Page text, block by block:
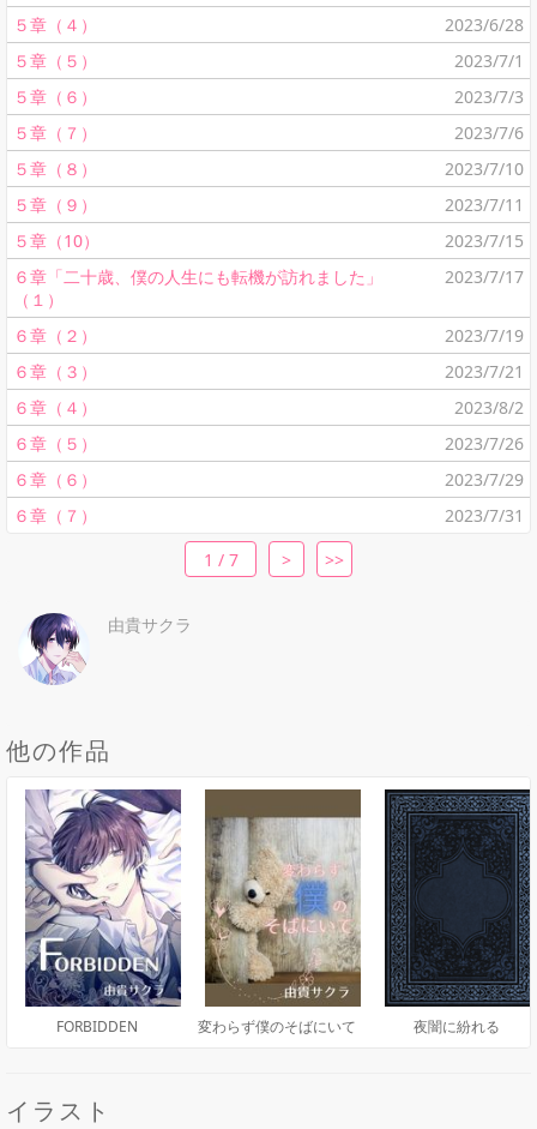
５章（４）
2023/6/28
５章（５）
2023/7/1
５章（６）
2023/7/3
５章（７）
2023/7/6
５章（８）
2023/7/10
５章（９）
2023/7/11
５章（10）
2023/7/15
６章「二十歳、僕の人生にも転機が訪れました」
（１）
2023/7/17
６章（２）
2023/7/19
６章（３）
2023/7/21
６章（４）
2023/8/2
６章（５）
2023/7/26
６章（６）
2023/7/29
６章（７）
2023/7/31
1 / 7
> >>
由貴サクラ
他の作品
FORBIDDEN 変わらず僕のそばにいて 夜闇に紛れる
イラスト